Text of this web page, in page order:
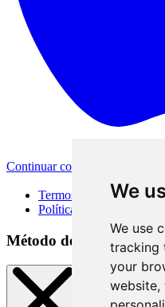
We
We use
tracking
your
website,
Continuar com a Apple
Termos de Uso
Política de Privacidade
Método de acesso